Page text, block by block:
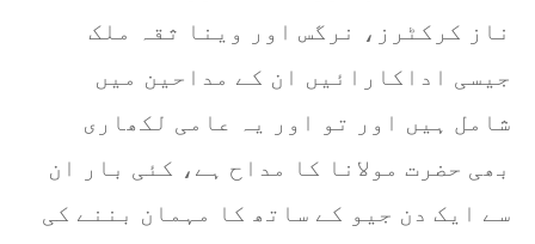
ناز کرکٹرز، نرگس اور وینا ثقہ ملک
جیسی اداکارائیں ان کے مداحین میں
شامل ہیں اور تو اور یہ عامی لکھاری
بھی حضرت مولانا کا مداح ہے، کئی بار ان
سے ایک دن جیو کے ساتھ کا مہمان بننے کی